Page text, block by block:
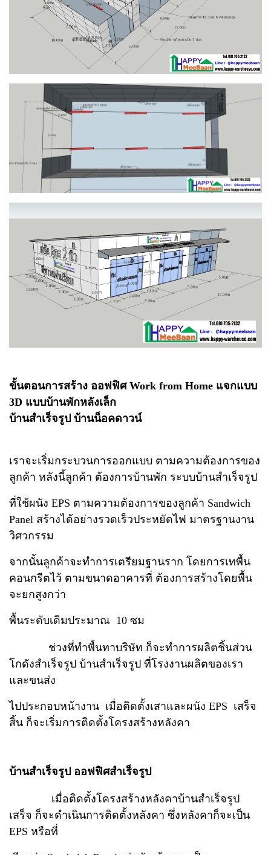
ขั้นตอนการสร้าง ออฟฟิศ Work from Home แจกแบบ
3D แบบบ้านพักหลังเล็ก
บ้านสำเร็จรูป บ้านน็อคดาวน์
เราจะเริ่มกระบวนการออกแบบ ตามความต้องการของ
ลูกค้า หลังนี้ลูกค้า ต้องการบ้านพัก ระบบบ้านสำเร็จรูป
ที่ใช้ผนัง EPS ตามความต้องการของลูกค้า Sandwich
Panel สร้างได้อย่างรวดเร็วประหยัดไฟ มาตรฐานงาน
วิศวกรรม
จากนั้นลูกค้าจะทำการเตรียมฐานราก โดยการเทพื้น
คอนกรีตไว้ ตามขนาดอาคารที่ ต้องการสร้างโดยพื้น
จะยกสูงกว่า
พื้นระดับเดิมประมาณ 10 ซม
ช่วงที่ทำพื้นทาบริษัท ก็จะทำการผลิตชิ้นส่วน
โกดังสำเร็จรูป บ้านสำเร็จรูป ที่โรงงานผลิตของเรา
และขนส่ง
ไปประกอบหน้างาน เมื่อติดตั้งเสาและผนัง EPS เสร็จ
สิ้น ก็จะเริ่มการติดตั้งโครงสร้างหลังคา
บ้านสำเร็จรูป ออฟฟิศสำเร็จรูป
เมื่อติดตั้งโครงสร้างหลังคาบ้านสำเร็จรูป
เสร็จ ก็จะดำเนินการติดตั้งหลังคา ซึ่งหลังคาก็จะเป็น
EPS หรือที่